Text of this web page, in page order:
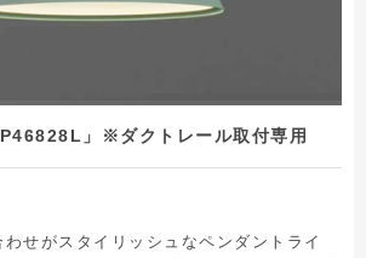
」※ダクトレール取付専用
せがスタイリッシュなペンダントライ